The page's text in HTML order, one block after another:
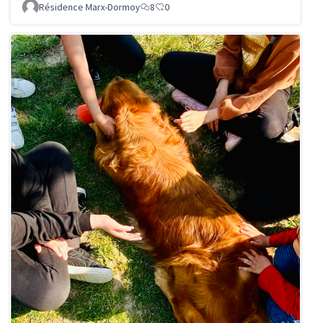
Résidence Marx-Dormoy 8 0